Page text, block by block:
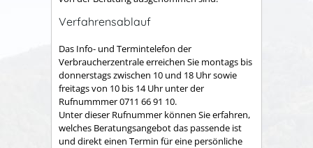
Verfahrensablauf
Das Info- und Termintelefon der
Verbraucherzentrale erreichen Sie montags bis
donnerstags zwischen 10 und 18 Uhr sowie
freitags von 10 bis 14 Uhr unter der
Rufnummmer 0711 66 91 10.
Unter dieser Rufnummer können Sie erfahren,
welches Beratungsangebot das passende ist
und direkt einen Termin für eine persönliche